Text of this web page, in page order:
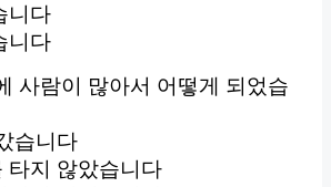
니다
니다
사람이 많아서 어떻게 되었습
습니다
지 않았습니다